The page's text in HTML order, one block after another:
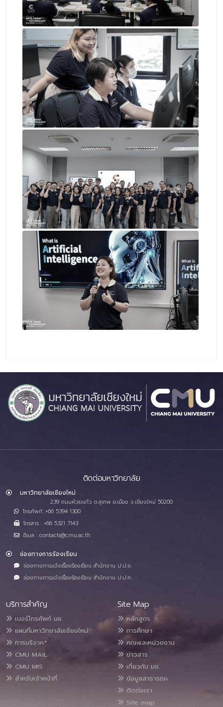
ติดต่อมหาวิทยาลัย
มหาวิทยาลัยเชียงใหม่
239 ถนนห้วยแก้ว ต.สุเทพ อ.เมือง จ.เชียงใหม่ 50200
โทรศัพท์ :+66 5394 1300
โทรสาร : +66 5321 7143
อีเมล : contacts@cmu.ac.th
ช่องทางการร้องเรียน
ช่องทางการแจ้งเรื่องร้องเรียน สำนักงาน ป.ป.ช.
ช่องทางการแจ้งเรื่องร้องเรียน สำนักงาน ป.ป.ท.
บริการสำคัญ
เบอร์โทรศัพท์ มช.
แผนที่มหาวิทยาลัยเชียงใหม่
การบริจาค*
CMU MAIL
CMU MIS
สำหรับเจ้าหน้าที่
Site Map
หลักสูตร
การศึกษา
คณะและหน่วยงาน
ข่าวสาร
เกี่ยวกับ มช.
ข้อมูลสาธารณะ
ติดต่อเรา
Site map